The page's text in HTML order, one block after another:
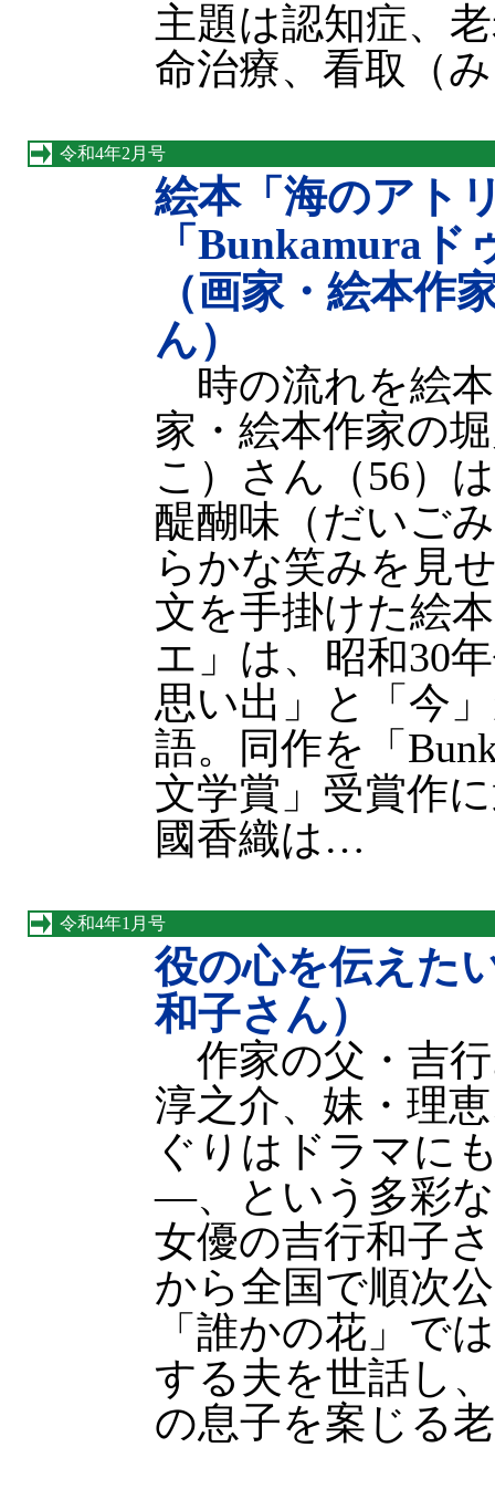
主題は認知症、
命治療、看取（
令和4年2月号
絵本「海のアト
「Bunkamuraド
（画家・絵本
ん）
時の流れを絵
家・絵本作家の
こ）さん（56）
醍醐味（だいご
らかな笑みを見
文を手掛けた絵
エ」は、昭和30
思い出」と「今
語。同作を「
文学賞」受賞作
國香織は…
令和4年1月号
役の心を伝えた
和子さん）
作家の父・吉
淳之介、妹・理
ぐりはドラマに
—、という多彩
女優の吉行和子
から全国で順次
「誰かの花」で
する夫を世話し
の息子を案じる